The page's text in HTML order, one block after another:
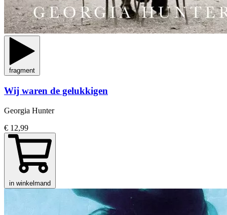
fragment
Wij waren de gelukkigen
Georgia Hunter
€ 12,99
in winkelmand